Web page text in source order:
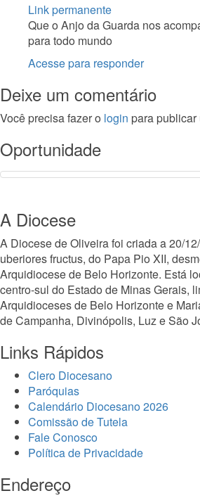
Link permanente
Que o Anjo da Guarda nos
para todo mundo
Acesse para responder
Deixe um comentário
Você precisa fazer o login para publicar
Oportunidade
A Diocese
A Diocese de Oliveira foi criada a 20/
uberiores fructus, do Papa Pio XII,
Arquidiocese de Belo Horizonte. Está
centro-sul do Estado de Minas Gerais,
Arquidioceses de Belo Horizonte e
de Campanha, Divinópolis, Luz e São
Links Rápidos
Clero Diocesano
Paróquias
Calendário Diocesano 2026
Comissão de Tutela
Fale Conosco
Política de Privacidade
Endereço